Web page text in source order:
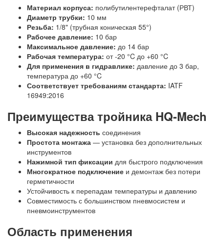
Материал корпуса: полибутилентерефталат (РВТ)
Диаметр трубки: 10 мм
Резьба: 1/8" (трубная коническая 55°)
Рабочее давление: 10 бар
Максимальное давление: до 14 бар
Рабочая температура: от -20 °C до +60 °C
Для применения в гидравлике: давление до 3 бар,
температура до +60 °C
Соответствует требованиям стандарта: IATF
16949:2016
Преимущества тройника HQ-Mech
Высокая надежность соединения
Простота монтажа — установка без дополнительных
инструментов
Нажимной тип фиксации для быстрого подключения
Многократное подключение и демонтаж без потери
герметичности
Устойчивость к перепадам температуры и давлению
Совместимость с большинством пневмосистем и
пневмоинструментов
Область применения